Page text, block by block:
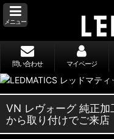
メニュー
問い合わせ マイページ
VN レヴォーグ 純正加
から取り付けでご来店